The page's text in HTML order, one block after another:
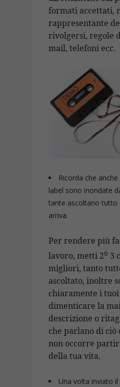
formati accettati,
rappresentante
rivolgersi, regole
mail, telefoni ecc.
Ricorda che
label sono inondate
tante ascoltano tutto
arriva.
Per rendere più
lavoro, metti 2o 3
migliori, tanto
ascoltato, inoltre
chiaramente i
dimenticare la
descrizione o
che parlano di ciò
non occorre
della tua vita.
Una volta inviato